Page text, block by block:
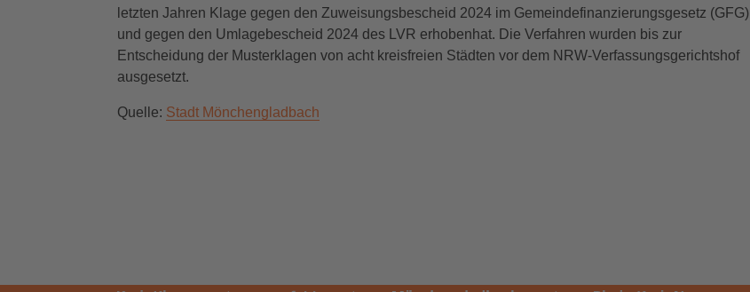
letzten Jahren Klage gegen den Zuweisungsbescheid 2024 im Gemeindefinanzierungsgesetz (GFG)
und gegen den Umlagebescheid 2024 des LVR erhobenhat. Die Verfahren wurden bis zur
Entscheidung der Musterklagen von acht kreisfreien Städten vor dem NRW-Verfassungsgerichtshof
ausgesetzt.
Quelle: Stadt Mönchengladbach